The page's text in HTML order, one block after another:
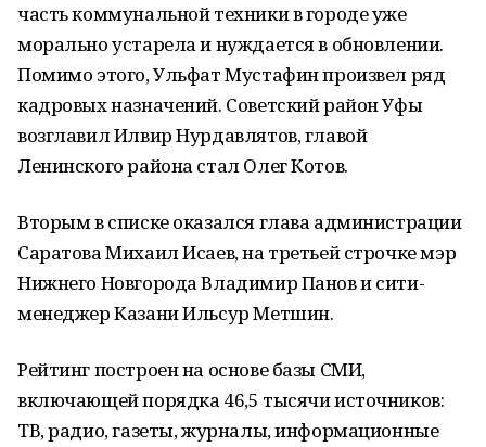
часть коммунальной техники в городе уже
морально устарела и нуждается в обновлении.
Помимо этого, Ульфат Мустафин произвел ряд
кадровых назначений. Советский район Уфы
возглавил Илвир Нурдавлятов, главой
Ленинского района стал Олег Котов.
Вторым в списке оказался глава администрации
Саратова Михаил Исаев, на третьей строчке мэр
Нижнего Новгорода Владимир Панов и сити-
менеджер Казани Ильсур Метшин.
Рейтинг построен на основе базы СМИ,
включающей порядка 46,5 тысячи источников:
ТВ, радио, газеты, журналы, информационные